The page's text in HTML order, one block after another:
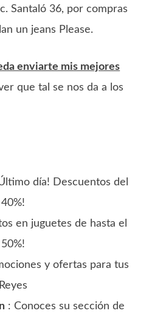
Santaló 36, por compras
un jeans Please.
enviarte mis mejores
que tal se nos da a los
día! Descuentos del
40%!
en juguetes de hasta el
50%!
y ofertas para tus
Reyes
: Conoces su sección de